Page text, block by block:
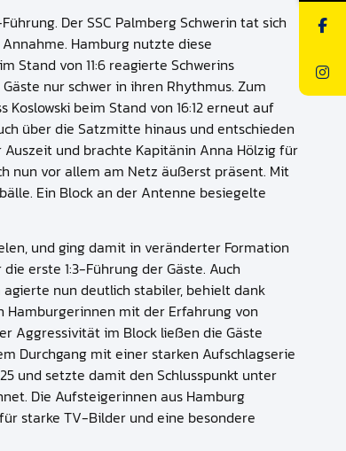
Der SSC Palmberg Schwerin tat sich
Hamburg nutzte diese
Stand von 11:6 reagierte Schwerins
nur schwer in ihren Rhythmus. Zum
beim Stand von 16:12 erneut auf
über die Satzmitte hinaus und entschieden
und brachte Kapitänin Anna Hölzig für
nun vor allem am Netz äußerst präsent. Mit
Ein Block an der Antenne besiegelte
und ging damit in veränderter Formation
erste 1:3-Führung der Gäste. Auch
nun deutlich stabiler, behielt dank
Hamburgerinnen mit der Erfahrung von
Aggressivität im Block ließen die Gäste
Durchgang mit einer starken Aufschlagserie
und setzte damit den Schlusspunkt unter
Die Aufsteigerinnen aus Hamburg
starke TV-Bilder und eine besondere